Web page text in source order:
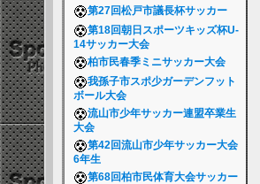
第27回松戸市議長杯サッカー
第18回朝日スポーツキッズ杯U-
14サッカー大会
柏市民春季ミニサッカー大会
我孫子市スポ少ガーデンフット
ボール大会
流山市少年サッカー連盟卒業生
大会
第42回流山市少年サッカー大会
6年生
第68回柏市民体育大会サッカー